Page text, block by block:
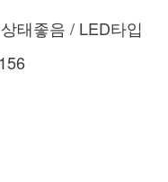
태좋음 / LED타입